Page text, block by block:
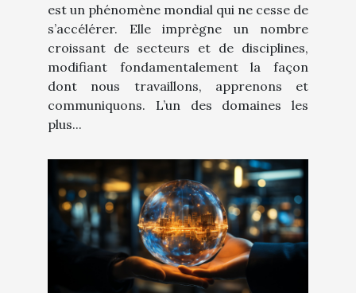
est un phénomène mondial qui ne cesse de
s’accélérer. Elle imprègne un nombre
croissant de secteurs et de disciplines,
modifiant fondamentalement la façon
dont nous travaillons, apprenons et
communiquons. L’un des domaines les
plus...